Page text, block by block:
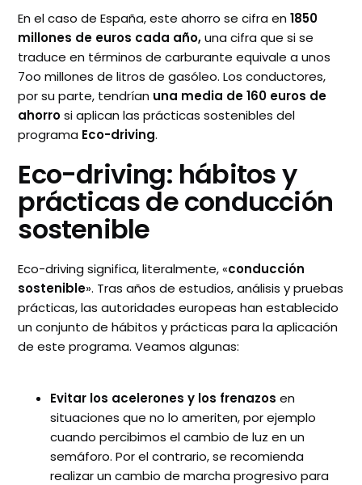
En el caso de España, este ahorro se cifra en1850
millones de euros cada año,una cifra que si se
traduce en términos de carburante equivale a unos
7oo millones de litros de gasóleo. Los conductores,
por su parte, tendrían una media de 160 euros de
ahorrosi aplican las prácticas sostenibles del
programa Eco-driving.
Eco-driving: hábitos y
prácticas de conducción
sostenible
Eco-driving significa, literalmente, «conducción
sostenible». Tras años de estudios, análisis y pruebas
prácticas, las autoridades europeas han establecido
un conjunto de hábitos y prácticas para la aplicación
de este programa. Veamos algunas:
Evitar los acelerones y los frenazos en
situaciones que no lo ameriten, por ejemplo
cuando percibimos el cambio de luz en un
semáforo. Por el contrario, se recomienda
realizar un cambio de marcha progresivo para